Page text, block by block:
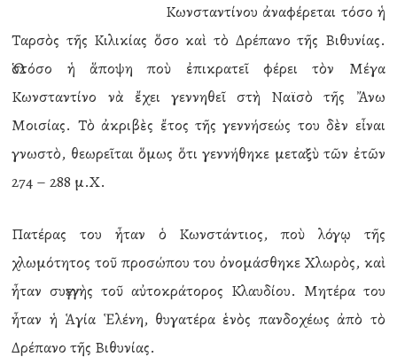
Κωνσταντίνου ἀναφέρεται τόσο ἡ
Ταρσὸς τῆς Κιλικίας ὅσο καὶ τὸ Δρέπανο τῆς Βιθυνίας.
Ὡστόσο ἡ ἅποψη ποὺ ἐπικρατεῖ φέρει τὸν Μέγα
Κωνσταντίνο νὰ ἔχει γεννηθεῖ στὴ Ναϊσὸ τῆς Ἄνω
Μοισίας. Τὸ ἀκριβὲς ἔτος τῆς γεννήσεώς του δὲν εἶναι
γνωστὸ, θεωρεῖται ὅμως ὅτι γεννήθηκε μεταξὺ τῶν ἐτῶν
274 – 288 μ.Χ.
Πατέρας του ἦταν ὁ Κωνστάντιος, ποὺ λόγῳ τῆς
χλωμότητος τοῦ προσώπου του ὀνομάσθηκε Χλωρὸς, καὶ
ἦταν συγγενὴς τοῦ αὐτοκράτορος Κλαυδίου. Μητέρα του
ἦταν ἡ Ἁγία Ἑλένη, θυγατέρα ἑνὸς πανδοχέως ἀπὸ τὸ
Δρέπανο τῆς Βιθυνίας.